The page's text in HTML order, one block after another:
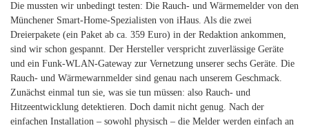
Die mussten wir unbedingt testen: Die Rauch- und Wärmemelder von den
Münchener Smart-Home-Spezialisten von iHaus. Als die zwei
Dreierpakete (ein Paket ab ca. 359 Euro) in der Redaktion ankommen,
sind wir schon gespannt. Der Hersteller verspricht zuverlässige Geräte
und ein Funk-WLAN-Gateway zur Vernetzung unserer sechs Geräte. Die
Rauch- und Wärmewarnmelder sind genau nach unserem Geschmack.
Zunächst einmal tun sie, was sie tun müssen: also Rauch- und
Hitzeentwicklung detektieren. Doch damit nicht genug. Nach der
einfachen Installation – sowohl physisch – die Melder werden einfach an